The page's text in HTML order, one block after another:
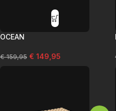
OCEAN
€159,95 € 149,95